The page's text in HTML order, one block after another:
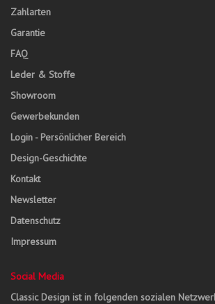
Zahlarten
Garantie
FAQ
Leder & Stoffe
Showroom
Gewerbekunden
Login - Persönlicher Bereich
Design-Geschichte
Kontakt
Newsletter
Datenschutz
Impressum
Social Media
Classic Design ist in folgenden sozialen